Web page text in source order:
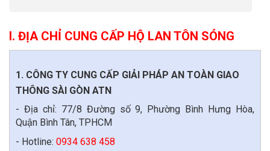
I. ĐỊA CHỈ CUNG CẤP HỘ LAN TÔN SÓNG
1. CÔNG TY CUNG CẤP GIẢI PHÁP AN TOÀN GIAO
THÔNG SÀI GÒN ATN
- Địa chỉ: 77/8 Đường số 9, Phường Bình Hưng Hòa,
Quận Bình Tân, TPHCM
- Hotline: 0934 638 458